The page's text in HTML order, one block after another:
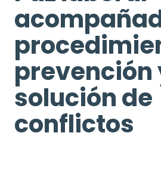
prevención
solución de
conflictos